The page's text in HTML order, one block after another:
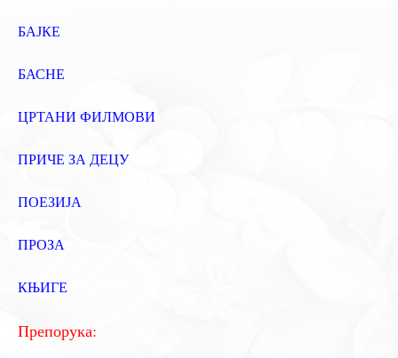
БАЈКЕ
БАСНЕ
ЦРТАНИ ФИЛМОВИ
ПРИЧЕ ЗА ДЕЦУ
ПОЕЗИЈА
ПРОЗА
КЊИГЕ
Препорука: